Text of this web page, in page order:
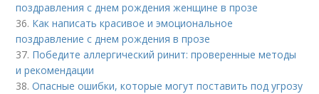
поздравления с днем рождения женщине в прозе
36. Как написать красивое и эмоциональное
поздравление с днем рождения в прозе
37. Победите аллергический ринит: проверенные методы
и рекомендации
38.Опасные ошибки, которые могут поставить под угрозу